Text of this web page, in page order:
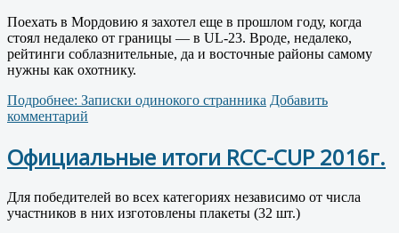
Поехать в Мордовию я захотел еще в прошлом году, когда
стоял недалеко от границы — в UL-23. Вроде, недалеко,
рейтинги соблазнительные, да и восточные районы самому
нужны как охотнику.
Подробнее: Записки одинокого странника Добавить
комментарий
Официальные итоги RCC-CUP 2016г.
Для победителей во всех категориях независимо от числа
участников в них изготовлены плакеты (32 шт.)